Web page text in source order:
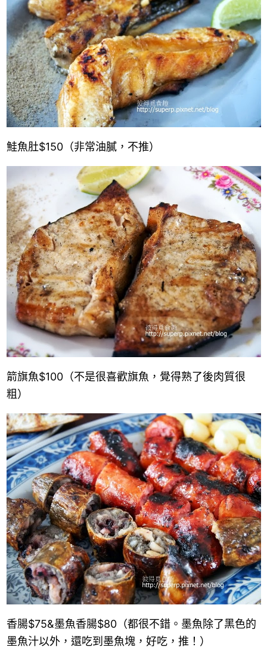
鮭魚肚$150（非常油膩，不推）
箭旗魚$100（不是很喜歡旗魚，覺得熟了後肉質很
粗）
香腸$75&墨魚香腸$80（都很不錯。墨魚除了黑色的
墨魚汁以外，還吃到墨魚塊，好吃，推！）